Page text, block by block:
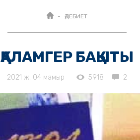
ӘДЕБИЕТ
ҚАЛАМГЕР БАҚЫТЫ
2021 ж. 04 мамыр 5918 2